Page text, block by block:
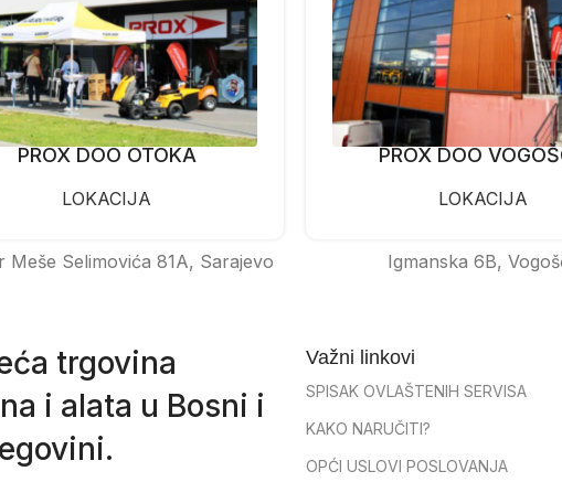
PROX DOO OTOKA
LOKACIJA
Meše Selimovića 81A, Sarajevo
PROX DOO
LOKACIJA
Igmanska 6B,
trgovina
i alata u Bosni i
Važni linkovi
SPISAK OVLAŠTENIH SERVISA
KAKO NARUČITI?
OPĆI USLOVI POSLOVANJA